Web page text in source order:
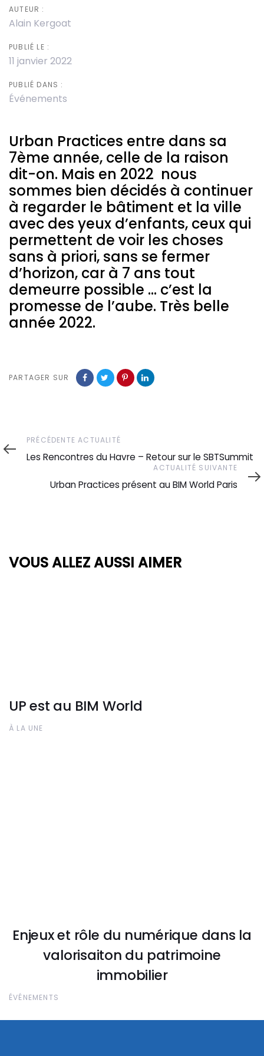
AUTEUR :
Alain Kergoat
PUBLIÉ LE :
11 janvier 2022
PUBLIÉ DANS :
Événements
Urban Practices entre dans sa
7ème année, celle de la raison
dit-on. Mais en 2022 nous
sommes bien décidés à continuer
à regarder le bâtiment et la ville
avec des yeux d’enfants, ceux qui
permettent de voir les choses
sans à priori, sans se fermer
d’horizon, car à 7 ans tout
demeurre possible … c’est la
promesse de l’aube. Très belle
année 2022.
PARTAGER SUR
Précédente
actualité
PRÉCÉDENTE ACTUALITÉ
Les Rencontres du Havre – Retour sur le SBTSummit
suivante
ACTUALITÉ SUIVANTE
Urban Practices présent au BIM World Paris
VOUS ALLEZ AUSSI AIMER
UP est au BIM World
À LA UNE
Enjeux et rôle du numérique dans la
valorisaiton du patrimoine
immobilier
ÉVÉNEMENTS